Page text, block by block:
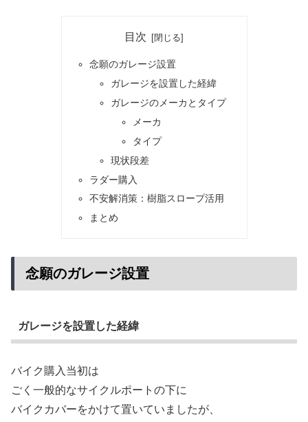
目次
念願のガレージ設置
ガレージを設置した経緯
ガレージのメーカとタイプ
メーカ
タイプ
現状段差
ラダー購入
不安解消策：樹脂スロープ活用
まとめ
念願のガレージ設置
ガレージを設置した経緯
バイク購入当初は
ごく一般的なサイクルポートの下に
バイクカバーをかけて置いていましたが、